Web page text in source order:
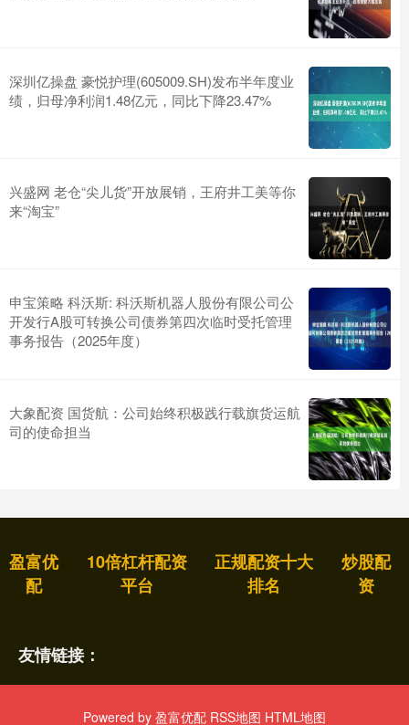
深圳亿操盘 豪悦护理(605009.SH)发布半年度业
绩，归母净利润1.48亿元，同比下降23.47%
兴盛网 老仓“尖儿货”开放展销，王府井工美等你
来“淘宝”
申宝策略 科沃斯: 科沃斯机器人股份有限公司公
开发行A股可转换公司债券第四次临时受托管理
事务报告（2025年度）
大象配资 国货航：公司始终积极践行载旗货运航
司的使命担当
盈富优
配
10倍杠杆配资
平台
正规配资十大
排名
炒股配
资
友情链接：
Powered by 盈富优配 RSS地图 HTML地图